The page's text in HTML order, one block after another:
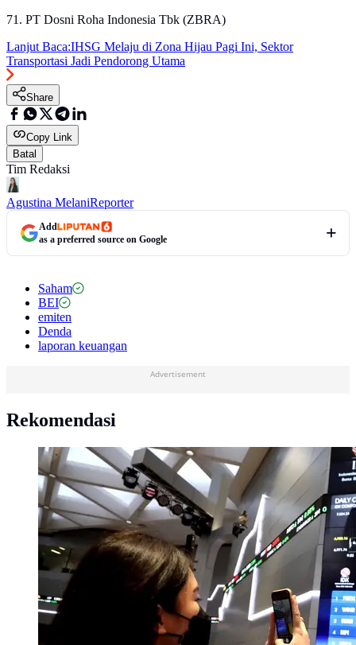
71. PT Dosni Roha Indonesia Tbk (ZBRA)
Lanjut Baca:IHSG Melaju di Zona Hijau Pagi Ini, Sektor
Transportasi Jadi Pendorong Utama
Share
Copy Link
Batal
Tim Redaksi
Agustina MelaniReporter
Add
as a preferred source on Google
Saham
BEI
emiten
Denda
laporan keuangan
Advertisement
Rekomendasi